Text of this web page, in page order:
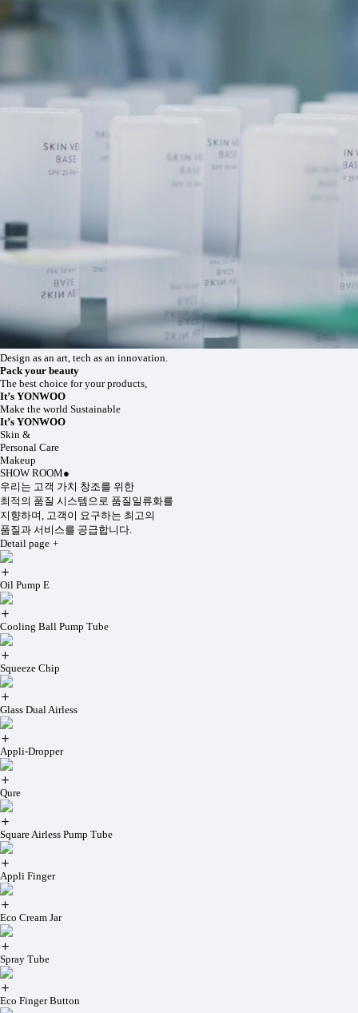
Design as an art, tech as an innovation.
Pack your beauty
The best choice for your products,
It’s YONWOO
Make the world Sustainable
It’s YONWOO
Skin &
Personal Care
Makeup
SHOW ROOM●
우리는 고객 가치 창조를 위한
최적의 품질 시스템으로 품질일류화를
지향하며, 고객이 요구하는 최고의
품질과 서비스를 공급합니다.
Detail page +
Oil Pump E
Cooling Ball Pump Tube
Squeeze Chip
Glass Dual Airless
Appli-Dropper
Qure
Square Airless Pump Tube
Appli Finger
Eco Cream Jar
Spray Tube
Eco Finger Button